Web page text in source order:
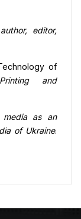
editor,
of
Printing and
media as an
of Ukraine.